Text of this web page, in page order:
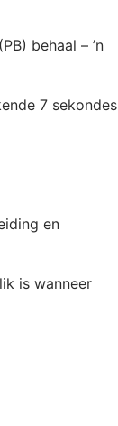
behaal – ’n
7 sekondes
en
is wanneer